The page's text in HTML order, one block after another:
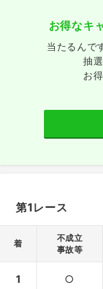
お得なキ
当たるんで
抽
お
第1レース
着
不成立
事故等
1 ○